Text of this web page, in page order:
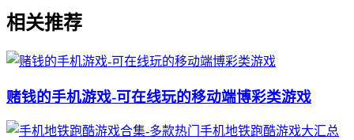
相关推荐
赌钱的手机游戏-可在线玩的移动端博彩类游戏